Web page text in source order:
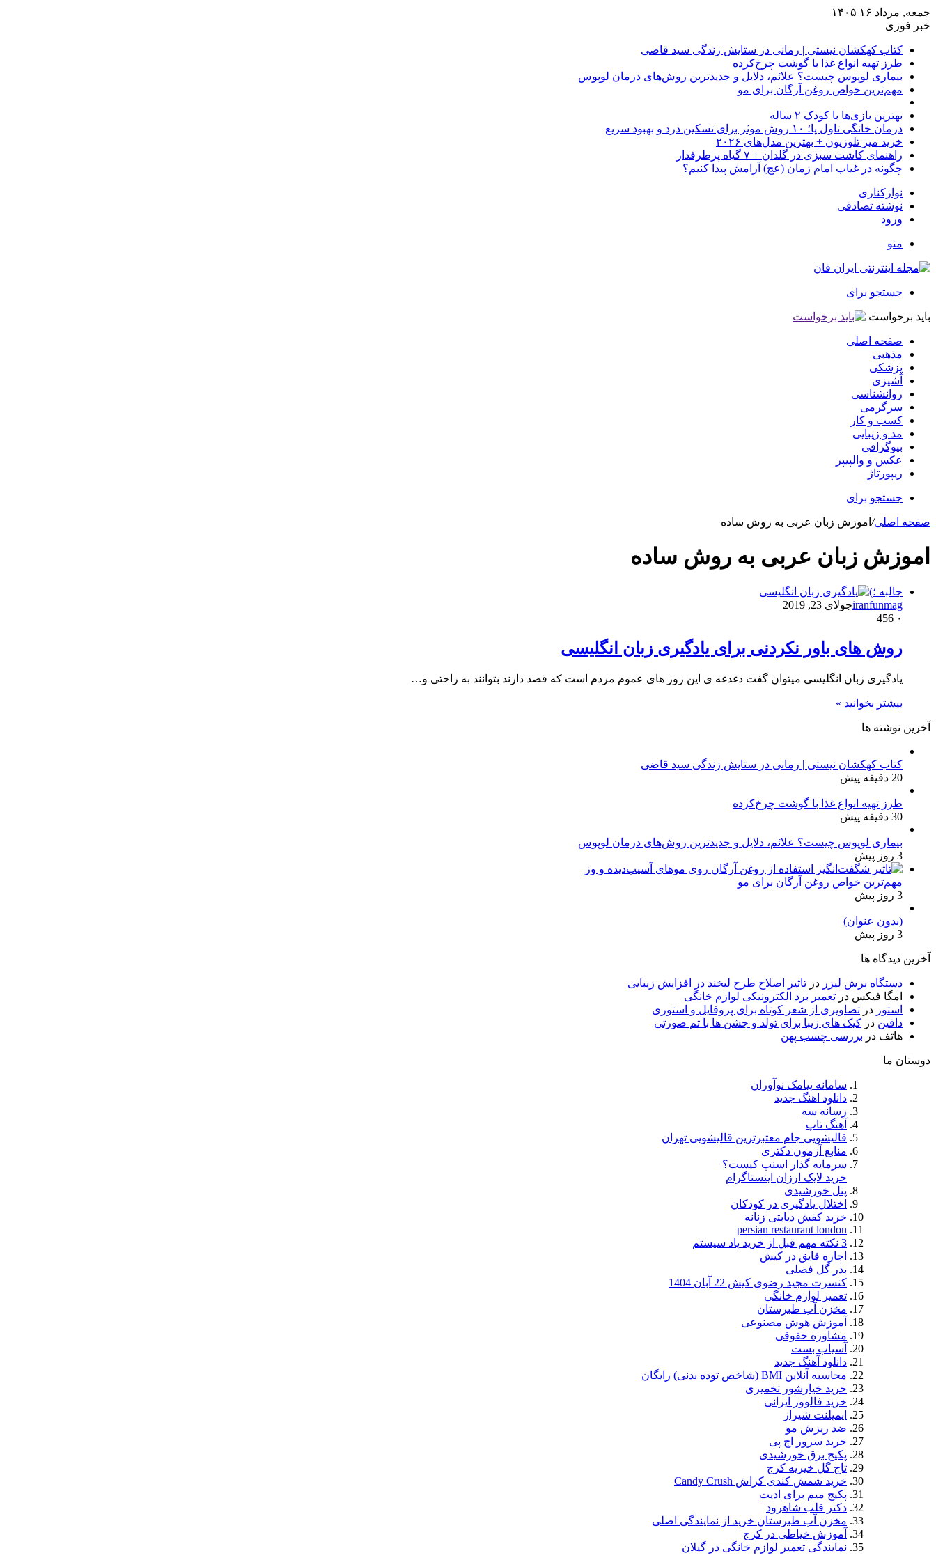
جمعه, مرداد ۱۶ ۱۴۰۵
خبر فوری
کتاب کهکشان نیستی | رمانی در ستایش زندگی سید قاضی
طرز تهیه انواع غذا با گوشت چرخ‌کرده
بیماری لوپوس چیست؟ علائم، دلایل و جدیدترین روش‌های درمان لوپوس
مهم‌ترین خواص روغن آرگان برای مو
بهترین بازی‌ها با کودک ۲ ساله
درمان خانگی تاول پا؛ ۱۰ روش موثر برای تسکین درد و بهبود سریع
خرید میز تلوزیون + بهترین مدل‌های ۲۰۲۶
راهنمای کاشت سبزی در گلدان + ۷ گیاه پرطرفدار
چگونه در غیاب امام زمان (عج) آرامش پیدا کنیم؟
نوارکناری
نوشته تصادفی
ورود
منو
جستجو برای
باید برخواست
صفحه اصلی
مذهبی
پزشکی
آشپزی
روانشناسی
سرگرمی
کسب و کار
مد و زیبایی
بیوگرافی
عکس و والپیپر
ریپورتاژ
جستجو برای
صفحه اصلی/ اموزش زبان عربی به روش ساده
اموزش زبان عربی به روش ساده
جالبه ؛)
iranfunmagجولای 23, 2019
۰
روش های باور نکردنی برای یادگیری زبان انگلیسی
یادگیری زبان انگلیسی میتوان گفت دغدغه ی این روز های عموم مردم است که قصد دارند بتوانند به راحتی و…
بیشتر بخوانید »
آخرین نوشته ها
کتاب کهکشان نیستی | رمانی در ستایش زندگی سید قاضی
20 دقیقه پیش
طرز تهیه انواع غذا با گوشت چرخ‌کرده
30 دقیقه پیش
بیماری لوپوس چیست؟ علائم، دلایل و جدیدترین روش‌های درمان لوپوس
3 روز پیش
مهم‌ترین خواص روغن آرگان برای مو
3 روز پیش
(بدون عنوان)
3 روز پیش
آخرین دیدگاه ها
دستگاه برش لیزر در تاثیر اصلاح طرح لبخند در افزایش زیبایی
امگا فیکس در تعمیر برد الکترونیکی لوازم خانگی
استور در تصاویری از شعر کوتاه برای پروفایل و استوری
دافین در کیک های زیبا برای تولد و جشن ها با تم صورتی
هاتف در بررسی چسب پهن
دوستان ما
سامانه پیامک نوآوران
دانلود اهنگ جدید
رسانه سه
آهنگ تاپ
قالیشویی جام معتبرترین قالیشویی تهران
منابع آزمون دکتری
سرمایه گذار اسنپ کیست؟
خرید لایک ارزان اینستاگرام
پنل خورشیدی
اختلال یادگیری در کودکان
خرید کفش دیابتی زنانه
persian restaurant london
3 نکته مهم قبل از خرید پاد سیستم
اجاره قایق در کیش
بذر گل فصلی
کنسرت مجید رضوی کیش 22 آبان 1404
تعمیر لوازم خانگی
مخزن آب طبرستان
آموزش هوش مصنوعی
مشاوره حقوقی
آسیاب بست
دانلود آهنگ جدید
محاسبه آنلاین BMI (شاخص توده بدنی) رایگان
خرید خیارشور تخمیری
خرید فالوور ایرانی
ایمپلنت شیراز
ضد ریزش مو
خرید سرور اچ پی
پکیج برق خورشیدی
تاج گل خیریه کرج
خرید شمش کندی کراش Candy Crush
پکیج میم برای ادیت
دکتر قلب شاهرود
مخزن آب طبرستان خرید از نمایندگی اصلی
آموزش خیاطی در کرج
نمایندگی تعمیر لوازم خانگی در گیلان